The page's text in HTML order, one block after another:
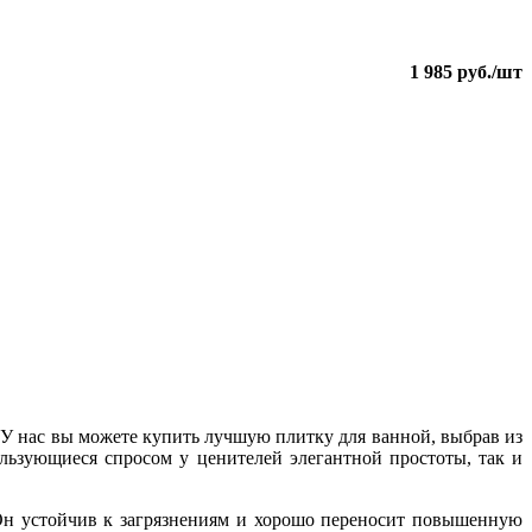
1 985 руб./шт
нас вы можете купить лучшую плитку для ванной, выбрав из
спросом у ценителей элегантной простоты, так и
устойчив к загрязнениям и хорошо переносит повышенную